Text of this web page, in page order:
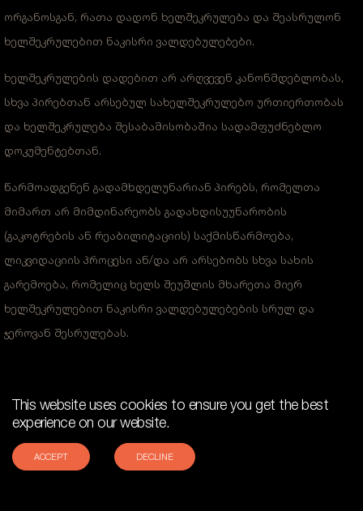
ორგანოსგან, რათა დადონ ხელშეკრულება და შეასრულონ
ხელშეკრულებით ნაკისრი ვალდებულებები.
ხელშეკრულების დადებით არ არღვევენ კანონმდებლობას,
სხვა პირებთან არსებულ სახელშეკრულებო ურთიერთობას
და ხელშეკრულება შესაბამისობაშია სადამფუძნებლო
დოკუმენტებთან.
წარმოადგენენ გადამხდელუნარიან პირებს, რომელთა
მიმართ არ მიმდინარეობს გადახდისუუნარობის
(გაკოტრების ან რეაბილიტაციის) საქმისწარმოება,
ლიკვიდაციის პროცესი ან/და არ არსებობს სხვა სახის
გარემოება, რომელიც ხელს შეუშლის მხარეთა მიერ
ხელშეკრულებით ნაკისრი ვალდებულებების სრულ და
ჯეროვან შესრულებას.
წარმართავენ აღნიშნული ღირებულებების დაცვით.
საქმიანობის პროცესში არ არღვევენ შრომის
კანონმდებლობით გათვალისწინებულ ძირითად პრინციპებს,
This website uses cookies to ensure you get the best
experience on our website.
ACCEPT DECLINE